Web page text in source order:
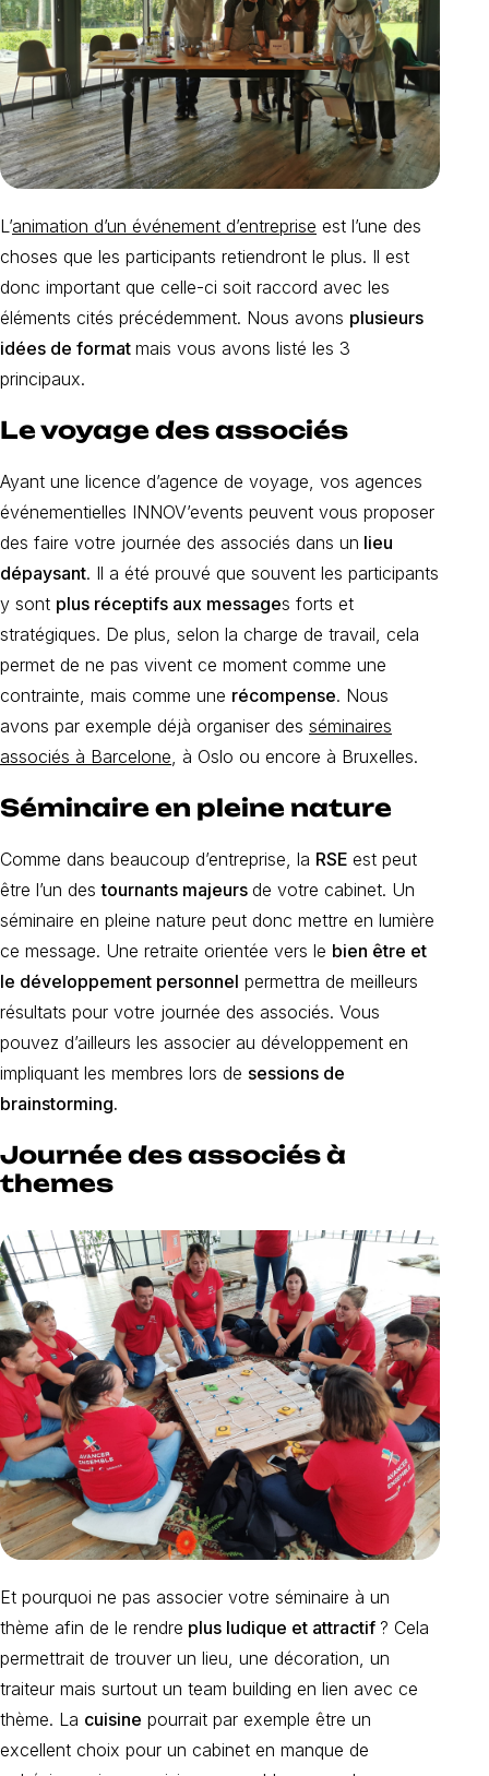
L’animation d’un événement d’entreprise est l’une des
choses que les participants retiendront le plus. Il est
donc important que celle-ci soit raccord avec les
éléments cités précédemment. Nous avons plusieurs
idées de format mais vous avons listé les 3
principaux.
Le voyage des associés
Ayant une licence d’agence de voyage, vos agences
événementielles INNOV’events peuvent vous proposer
des faire votre journée des associés dans un lieu
dépaysant. Il a été prouvé que souvent les participants
y sont plus réceptifs aux messages forts et
stratégiques. De plus, selon la charge de travail, cela
permet de ne pas vivent ce moment comme une
contrainte, mais comme une récompense. Nous
avons par exemple déjà organiser des séminaires
associés à Barcelone , à Oslo ou encore à Bruxelles.
Séminaire en pleine nature
Comme dans beaucoup d’entreprise, la RSE est peut
être l’un destournants majeurs de votre cabinet. Un
séminaire en pleine nature peut donc mettre en lumière
ce message. Une retraite orientée vers le bien être et
le développement personnel permettra de meilleurs
résultats pour votre journée des associés. Vous
pouvez d’ailleurs les associer au développement en
impliquant les membres lors de sessions de
brainstorming.
Journée des associés à
themes
Et pourquoi ne pas associer votre séminaire à un
thème afin de le rendre plus ludique et attractif ? Cela
permettrait de trouver un lieu, une décoration, un
traiteur mais surtout un team building en lien avec ce
thème. La cuisine pourrait par exemple être un
excellent choix pour un cabinet en manque de